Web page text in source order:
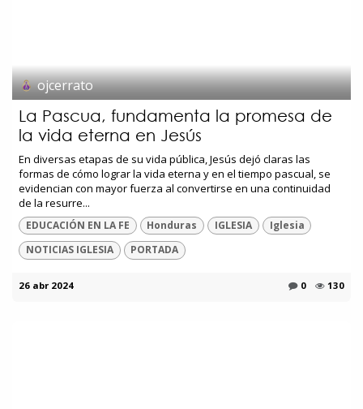
ojcerrato
La Pascua, fundamenta la promesa de
la vida eterna en Jesús
En diversas etapas de su vida pública, Jesús dejó claras las
formas de cómo lograr la vida eterna y en el tiempo pascual, se
evidencian con mayor fuerza al convertirse en una continuidad
de la resurre...
EDUCACIÓN EN LA FE Honduras IGLESIA
Iglesia
NOTICIAS IGLESIA
PORTADA
26 abr 2024 0 130